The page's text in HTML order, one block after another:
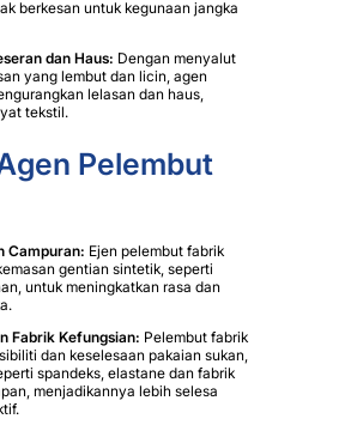
berkesan untuk kegunaan jangka
dan Haus: Dengan menyalut
yang lembut dan licin, agen
lelasan dan haus,
tekstil.
Pelembut
Campuran: Ejen pelembut fabrik
gentian sintetik, seperti
untuk meningkatkan rasa dan
Fabrik Kefungsian: Pelembut fabrik
dan keselesaan pakaian sukan,
spandeks, elastane dan fabrik
menjadikannya lebih selesa